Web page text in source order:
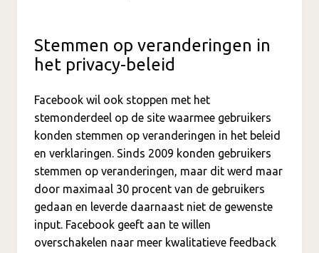
Stemmen op veranderingen in
het privacy-beleid
Facebook wil ook stoppen met het
stemonderdeel op de site waarmee gebruikers
konden stemmen op veranderingen in het beleid
en verklaringen. Sinds 2009 konden gebruikers
stemmen op veranderingen, maar dit werd maar
door maximaal 30 procent van de gebruikers
gedaan en leverde daarnaast niet de gewenste
input. Facebook geeft aan te willen
overschakelen naar meer kwalitatieve feedback